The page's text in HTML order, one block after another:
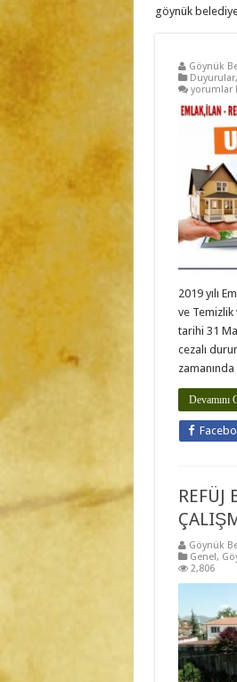
göynük
Göynük
Duyurular,
için
yorumlar
2019 yılı
ve
tarihi 31
cezalı
Devamını
REFÜJ
Göynük
Genel,
2,806